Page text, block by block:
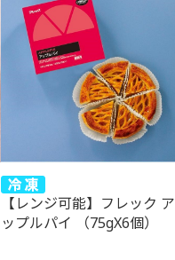
【レンジ可能】フレック ア
ップルパイ （75gX6個）